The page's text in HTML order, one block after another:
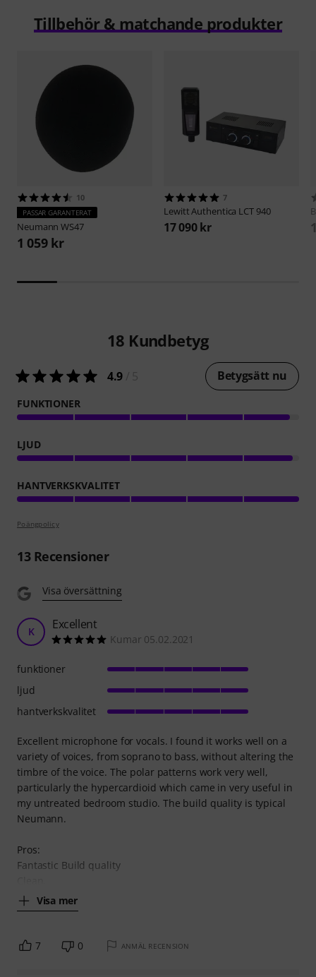
Tillbehör & matchande produkter
10
PASSAR GARANTERAT
NeumannWS47
1 059 kr
7
LewittAuthentica LCT 940
17 090 kr
18 Kundbetyg
4.9 Betygsätt nu
FUNKTIONER
LJUD
HANTVERKSKVALITET
Poängpolicy
13Recensioner
Visa översättning
K Excellent
Kumar 05.02.2021
Excellent microphone for vocals. I found it works well on a
variety of voices, from soprano to bass, without altering the
timbre of the voice. The polar patterns work very well,
particularly the hypercardioid which came in very useful in
my untreated bedroom studio. The build quality is typical
Neumann.
Pros:
Fantastic Build quality
Visa mer
funktioner
ljud
hantverkskvalitet
7 0 ANMÄL RECENSION